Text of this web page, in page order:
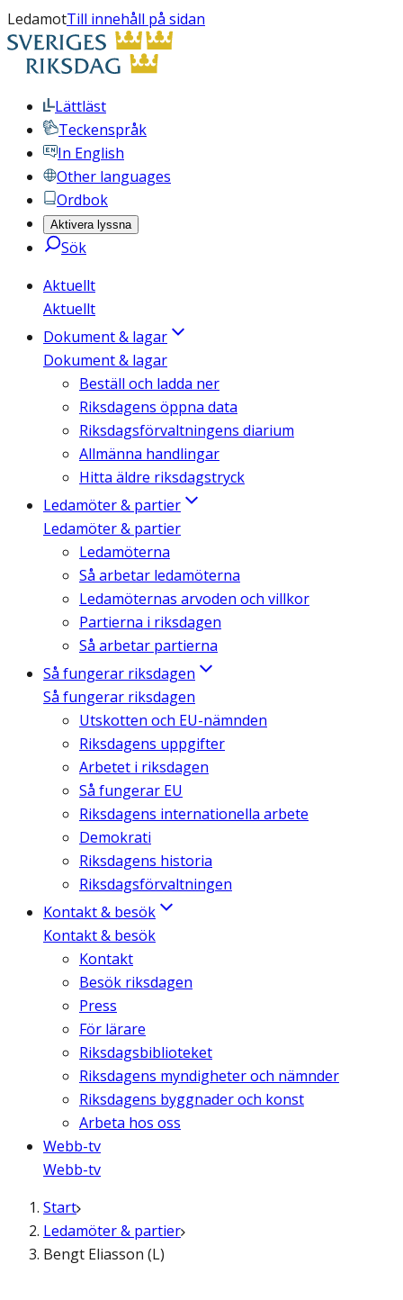
LedamotTill innehåll på sidan
Lättläst
Teckenspråk
In English
Other languages
Ordbok
Aktivera lyssna
Sök
Aktuellt
Aktuellt
Dokument & lagar
Dokument & lagar
Beställ och ladda ner
Riksdagens öppna data
Riksdagsförvaltningens diarium
Allmänna handlingar
Hitta äldre riksdagstryck
Ledamöter & partier
Ledamöter & partier
Ledamöterna
Så arbetar ledamöterna
Ledamöternas arvoden och villkor
Partierna i riksdagen
Så arbetar partierna
Så fungerar riksdagen
Så fungerar riksdagen
Utskotten och EU-nämnden
Riksdagens uppgifter
Arbetet i riksdagen
Så fungerar EU
Riksdagens internationella arbete
Demokrati
Riksdagens historia
Riksdagsförvaltningen
Kontakt & besök
Kontakt & besök
Kontakt
Besök riksdagen
Press
För lärare
Riksdagsbiblioteket
Riksdagens myndigheter och nämnder
Riksdagens byggnader och konst
Arbeta hos oss
Webb-tv
Webb-tv
Start
Ledamöter & partier
Bengt Eliasson (L)